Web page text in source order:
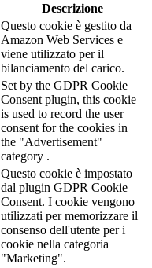
Descrizione
Questo cookie è gestito da
Amazon Web Services e
viene utilizzato per il
bilanciamento del carico.
Set by the GDPR Cookie
Consent plugin, this cookie
is used to record the user
consent for the cookies in
the "Advertisement"
category .
Questo cookie è impostato
dal plugin GDPR Cookie
Consent. I cookie vengono
utilizzati per memorizzare il
consenso dell'utente per i
cookie nella categoria
"Marketing".